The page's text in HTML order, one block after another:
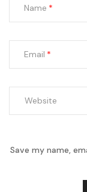
Name
Email
Save my name,